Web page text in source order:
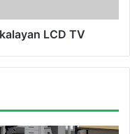
LCD TV